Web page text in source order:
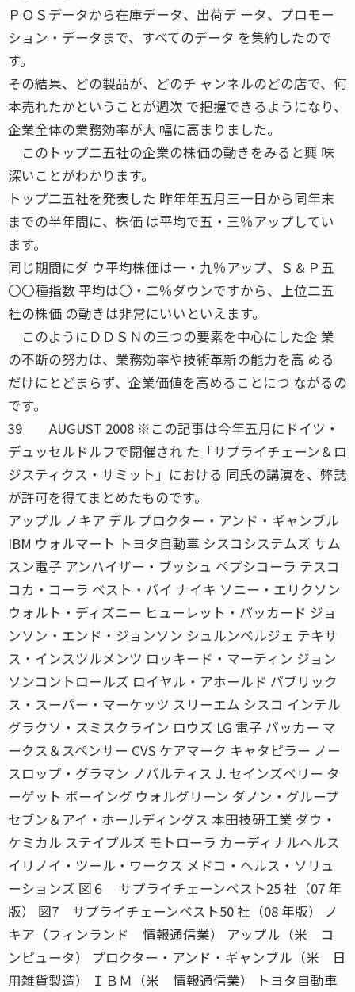
ＰＯＳデータから在庫データ、出荷デ ータ、プロモー
ション・データまで、すべてのデータ を集約したので
す。
その結果、どの製品が、どのチ ャンネルのどの店で、何
本売れたかということが週次 で把握できるようになり、
企業全体の業務効率が大 幅に高まりました。
このトップ二五社の企業の株価の動きをみると興 味
深いことがわかります。
トップ二五社を発表した 昨年年五月三一日から同年末
までの半年間に、株価 は平均で五・三％アップしてい
ます。
同じ期間にダ ウ平均株価は一・九％アップ、Ｓ＆Ｐ五
〇〇種指数 平均は〇・二％ダウンですから、上位二五
社の株価 の動きは非常にいいといえます。
このようにＤＤＳＮの三つの要素を中心にした企 業
の不断の努力は、業務効率や技術革新の能力を高 める
だけにとどまらず、企業価値を高めることにつ ながるの
です。
39 AUGUST 2008 ※この記事は今年五月にドイツ・
デュッセルドルフで開催され た「サプライチェーン＆ロ
ジスティクス・サミット」における 同氏の講演を、弊誌
が許可を得てまとめたものです。
アップル ノキア デル プロクター・アンド・ギャンブル
IBM ウォルマート トヨタ自動車 シスコシステムズ サム
スン電子 アンハイザー・ブッシュ ペプシコーラ テスコ
コカ・コーラ ベスト・バイ ナイキ ソニー・エリクソン
ウォルト・ディズニー ヒューレット・パッカード ジョ
ンソン・エンド・ジョンソン シュルンベルジェ テキサ
ス・インスツルメンツ ロッキード・マーティン ジョン
ソンコントロールズ ロイヤル・アホールド パブリック
ス・スーパー・マーケッツ スリーエム シスコ インテル
グラクソ・スミスクライン ロウズ LG 電子 パッカー マ
ークス＆スペンサー CVS ケアマーク キャタピラー ノー
スロップ・グラマン ノバルティス J. セインズベリー タ
ーゲット ボーイング ウォルグリーン ダノン・グループ
セブン＆アイ・ホールディングス 本田技研工業 ダウ・
ケミカル ステイプルズ モトローラ カーディナルヘルス
イリノイ・ツール・ワークス メドコ・ヘルス・ソリュ
ーションズ 図６ サプライチェーンベスト25 社（07 年
版） 図7 サプライチェーンベスト50 社（08 年版） ノ
キア（フィンランド 情報通信業） アップル（米 コ
ンピュータ） プロクター・アンド・ギャンブル（米 日
用雑貨製造） ＩＢＭ（米 情報通信業） トヨタ自動車